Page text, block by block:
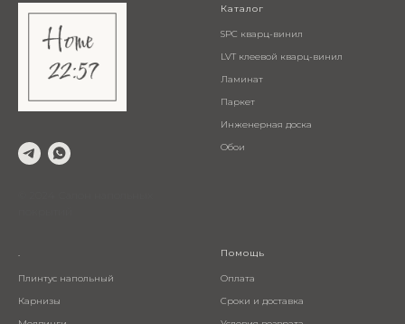
Каталог
SPC кварц-винил
LVT клеевой кварц-винил
Ламинат
Паркет
Инженерная доска
Обои
.
Плинтус напольный
Карнизы
Помощь
Оплата
Сроки и доставка